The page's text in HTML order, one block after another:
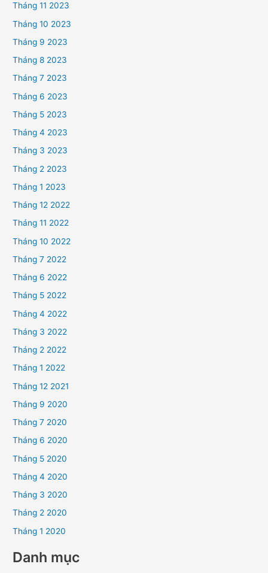
Tháng 11 2023
Tháng 10 2023
Tháng 9 2023
Tháng 8 2023
Tháng 7 2023
Tháng 6 2023
Tháng 5 2023
Tháng 4 2023
Tháng 3 2023
Tháng 2 2023
Tháng 1 2023
Tháng 12 2022
Tháng 11 2022
Tháng 10 2022
Tháng 7 2022
Tháng 6 2022
Tháng 5 2022
Tháng 4 2022
Tháng 3 2022
Tháng 2 2022
Tháng 1 2022
Tháng 12 2021
Tháng 9 2020
Tháng 7 2020
Tháng 6 2020
Tháng 5 2020
Tháng 4 2020
Tháng 3 2020
Tháng 2 2020
Tháng 1 2020
Danh mục